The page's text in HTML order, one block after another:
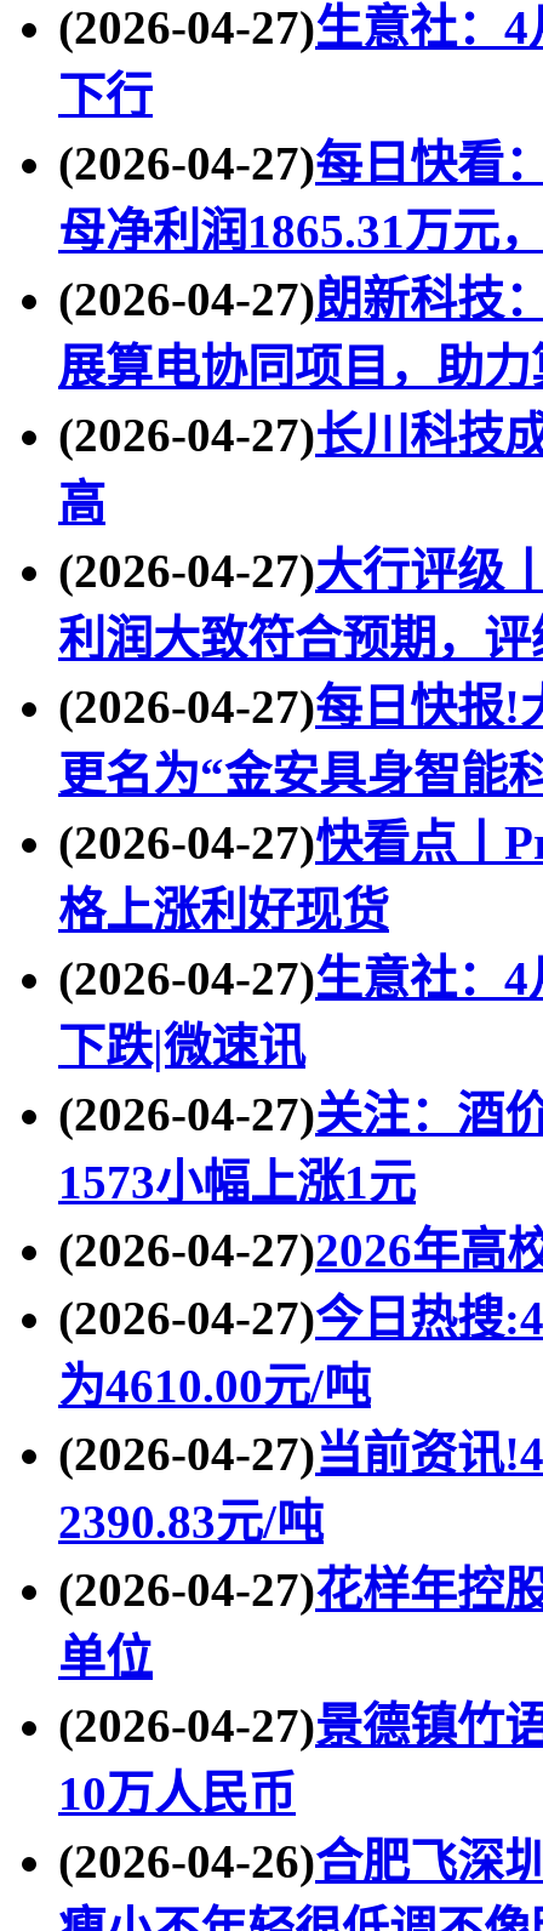
(2026-04-27)生意社：
下行
(2026-04-27)每日快看
母净利润1865.31万元
(2026-04-27)朗新科技
展算电协同项目，助
(2026-04-27)长川科技
高
(2026-04-27)大行评级
利润大致符合预期，评
(2026-04-27)每日快报!
更名为“金安具身智能
(2026-04-27)快看点丨
格上涨利好现货
(2026-04-27)生意社：
下跌|微速讯
(2026-04-27)关注：酒
1573小幅上涨1元
(2026-04-27)2026年高
(2026-04-27)今日热搜
为4610.00元/吨
(2026-04-27)当前资讯
2390.83元/吨
(2026-04-27)花样年控
单位
(2026-04-27)景德镇竹
10万人民币
(2026-04-26)合肥飞深